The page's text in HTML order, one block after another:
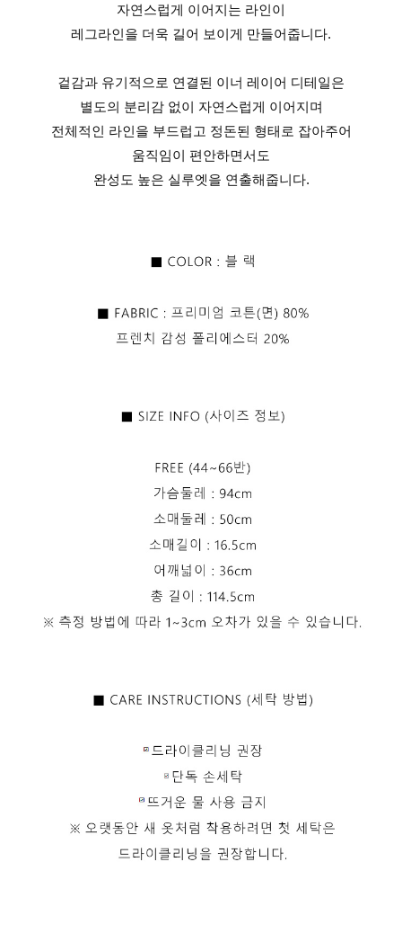
자연스럽게 이어지는 라인이
레그라인을 더욱 길어 보이게 만들어줍니다.
겉감과 유기적으로 연결된 이너 레이어 디테일은
별도의 분리감 없이 자연스럽게 이어지며
전체적인 라인을 부드럽고 정돈된 형태로 잡아주어
움직임이 편안하면서도